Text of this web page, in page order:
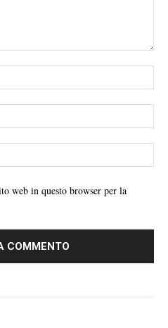
web in questo browser per la